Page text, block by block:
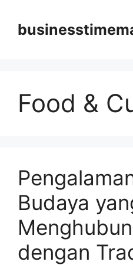
content
Food &
Budaya
dengan